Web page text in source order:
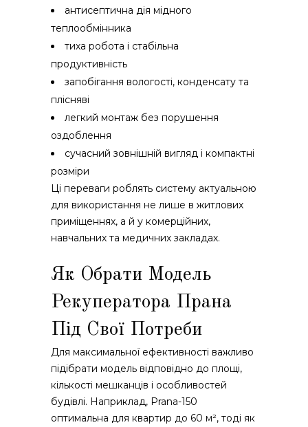
антисептична дія мідного
теплообмінника
тиха робота і стабільна
продуктивність
запобігання вологості, конденсату та
плісняві
легкий монтаж без порушення
оздоблення
сучасний зовнішній вигляд і компактні
розміри
Ці переваги роблять систему актуальною
для використання не лише в житлових
приміщеннях, а й у комерційних,
навчальних та медичних закладах.
Як Обрати Модель
Рекуператора Прана
Під Свої Потреби
Для максимальної ефективності важливо
підібрати модель відповідно до площі,
кількості мешканців і особливостей
будівлі. Наприклад, Prana-150
оптимальна для квартир до 60 м², тоді як